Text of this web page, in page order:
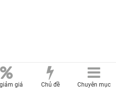
giá Chủ đề Chuyên mục